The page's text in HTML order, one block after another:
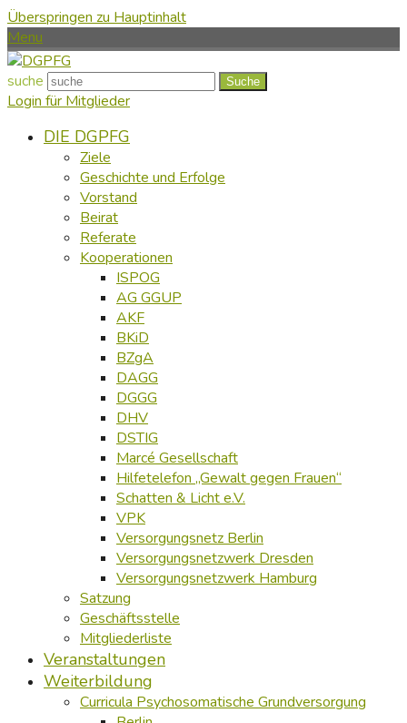
Überspringen zu Hauptinhalt
Menu
suche Suche
Login für Mitglieder
DIE DGPFG
Ziele
Geschichte und Erfolge
Vorstand
Beirat
Referate
Kooperationen
ISPOG
AG GGUP
AKF
BKiD
BZgA
DAGG
DGGG
DHV
DSTIG
Marcé Gesellschaft
Hilfetelefon „Gewalt gegen Frauen“
Schatten & Licht e.V.
VPK
Versorgungsnetz Berlin
Versorgungsnetzwerk Dresden
Versorgungsnetzwerk Hamburg
Satzung
Geschäftsstelle
Mitgliederliste
Veranstaltungen
Weiterbildung
Curricula Psychosomatische Grundversorgung